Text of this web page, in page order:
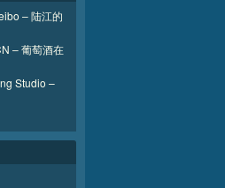
– 陆江的
– 葡萄酒在
Studio –